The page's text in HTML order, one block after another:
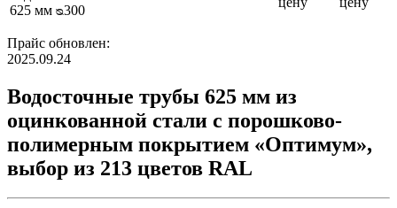
625 мм ᴓ300
Прайс обновлен:
2025.09.24
Водосточные трубы 625 мм из
оцинкованной стали с порошково-
полимерным покрытием «Оптимум»,
выбор из 213 цветов RAL